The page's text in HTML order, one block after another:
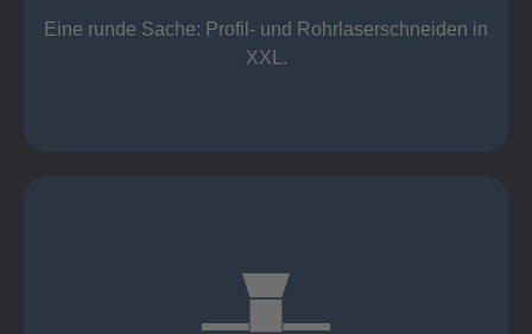
Eine runde Sache: Profil- und Rohrlaserschneiden in
XXL.
3D XXL-Rohrlaser